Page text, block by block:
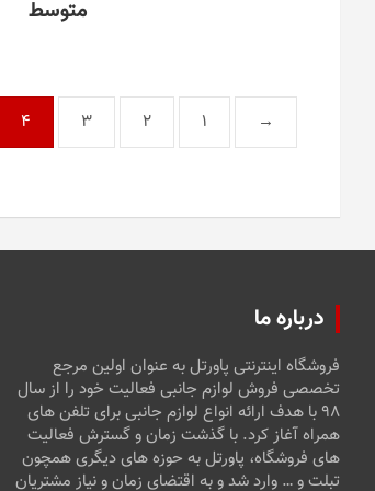
متوسط
→
1
2
3
4
درباره ما
فروشگاه اینترنتی پاورتل به عنوان اولین مرجع
تخصصی فروش لوازم جانبی فعالیت خود را از سال
۹۸ با هدف ارائه انواع لوازم جانبی برای تلفن های
همراه آغاز کرد. با گذشت زمان و گسترش فعالیت
های فروشگاه، پاورتل به حوزه های دیگری همچون
تبلت و … وارد شد و به اقتضای زمان و نیاز مشتریان